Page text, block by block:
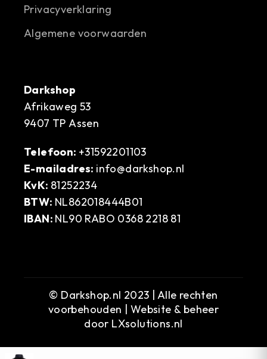
Privacyverklaring
Algemene voorwaarden
Darkshop
Afrikaweg 53
9407 TP Assen
Telefoon: +31592201103
E-mailadres: info@darkshop.nl
KvK: 81252234
BTW: NL862018444B01
IBAN: NL90 RABO 0368 2218 81
© Darkshop.nl 2023 | Alle rechten
voorbehouden | Website & beheer
door LXsolutions.nl